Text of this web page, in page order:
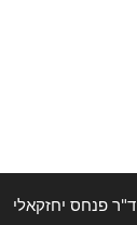
ד"ר פנחס יחזקאלי